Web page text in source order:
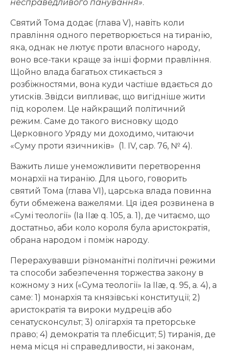
несправедливого панування».
Святий Тома додає (глава V), навіть коли
правління одного перетворюється на тиранію,
яка, однак не лютує проти власного народу,
воно все-таки краще за інші форми правління.
Щойно влада багатьох стикається з
розбіжностями, вона куди частіше вдається до
утисків. Звідси випливає, що вигідніше жити
під королем. Це найкращий політичний
режим. Саме до такого висновку щодо
Церковного Уряду ми доходимо, читаючи
«Суму проти язичників» (1. IV, cap. 76, № 4).
Важить лише унеможливити перетворення
монархії на тиранію. Для цього, говорить
святий Тома (глава VI), царська влада повинна
бути обмежена важелями. Ця ідея розвинена в
«Сумі теології» (Ia IIæ q. 105, a. 1), де читаємо, що
достатньо, аби коло короля була аристократія,
обрана народом і поміж народу.
Перерахувавши різноманітні політичні режими
та способи забезпечення торжества закону в
кожному з них («Сума теології» Ia IIæ, q. 95, a. 4), а
саме: 1) монархія та князівські конституції; 2)
аристократія та вироки мудреців або
сенатусконсульт; 3) олігархія та преторське
право; 4) демократія та плебісцит; 5) тиранія, де
нема місця ні справедливости, ні законам,